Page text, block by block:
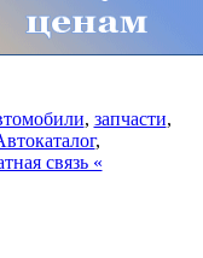
, запчасти,
,
связь «